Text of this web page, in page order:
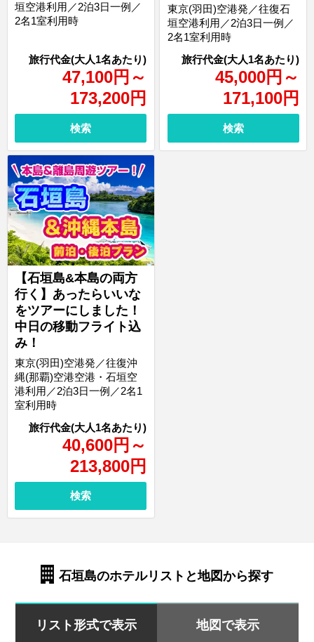
47,100円 ～
173,200円
垣空港利用／2泊3日一例／
2名1室利用時
検索
45,000円 ～
171,100円
東京(羽田)空港発／往復石
垣空港利用／2泊3日一例／
2名1室利用時
検索
【石垣島&本島の両方
行く】あったらいいな
をツアーにしました！
中日の移動フライト込
み！
40,600円 ～
213,800円
東京(羽田)空港発／往復沖
縄(那覇)空港空港・石垣空
港利用／2泊3日一例／2名1
室利用時
検索
石垣島のホテルリストと地図から探す
リスト形式で表示 地図で表示